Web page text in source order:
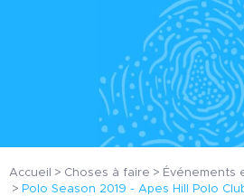
Accueil Choses à faire
Événements
Polo Season 2019 - Apes Hill Polo